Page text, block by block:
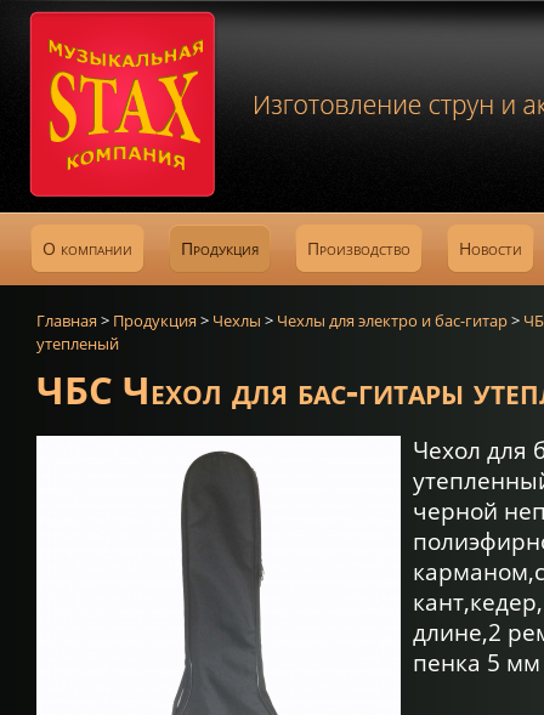
О компании Продукция Производство Новости
Главная > Продукция > Чехлы > Чехлы для электро и бас-гитар>
утепленый
ЧБС Чехол для бас-гитары
Чехол для
черной
длине,2
пенка 5 мм